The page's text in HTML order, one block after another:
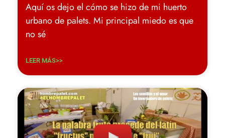
Aquí os dejo el cómo se hizo de mi huerto
urbano de palets. Mi principal miedo es que
no sé
LEER MÁS>>